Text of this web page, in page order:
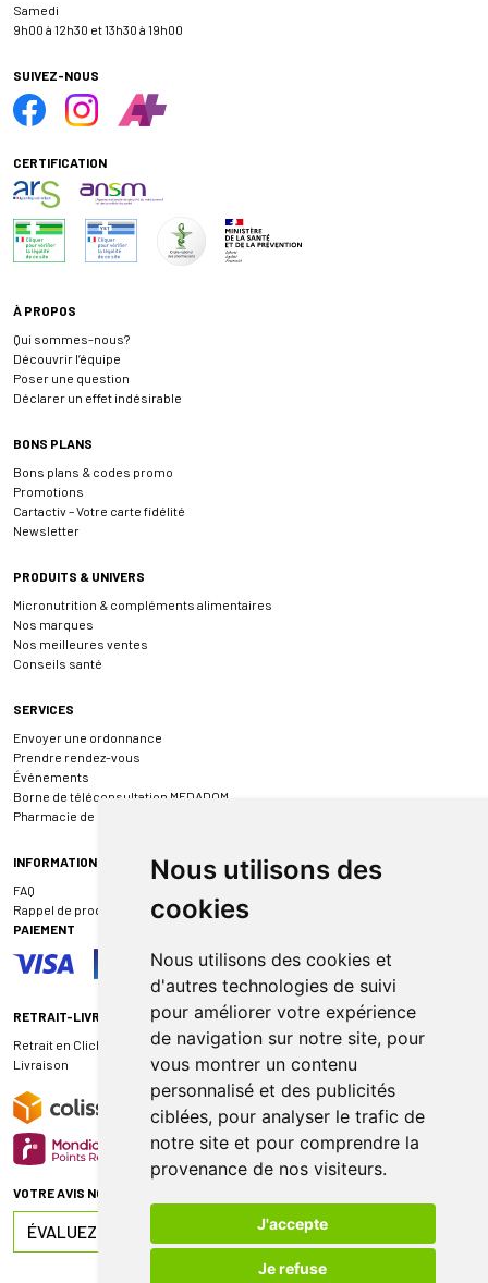
Nous utilisons des
cookies
Nous utilisons des cookies et
d'autres technologies de suivi
pour améliorer votre expérience
de navigation sur notre site, pour
vous montrer un contenu
personnalisé et des publicités
ciblées, pour analyser le trafic de
notre site et pour comprendre la
provenance de nos visiteurs.
J'accepte
Je refuse
Samedi
9h00 à 12h30 et 13h30 à 19h00
SUIVEZ-NOUS
CERTIFICATION
À PROPOS
Qui sommes-nous?
Découvrir l’équipe
Poser une question
Déclarer un effet indésirable
BONS PLANS
Bons plans & codes promo
Promotions
Cartactiv – Votre carte fidélité
Newsletter
PRODUITS & UNIVERS
Micronutrition & compléments alimentaires
Nos marques
Nos meilleures ventes
Conseils santé
SERVICES
Envoyer une ordonnance
Prendre rendez-vous
Événements
Borne de téléconsultation MEDADOM
Pharmacie de garde
INFORMATIONS
FAQ
Rappel de produit
PAIEMENT
RETRAIT-LIVRAISON
Retrait en Click & Collect
Livraison
VOTRE AVIS NOUS INTÉRESSE
ÉVALUEZ-NOUS SUR